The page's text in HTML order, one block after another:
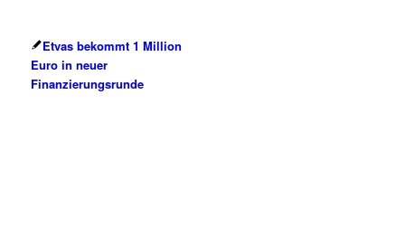
Etvas bekommt 1 Million
Euro in neuer
Finanzierungsrunde